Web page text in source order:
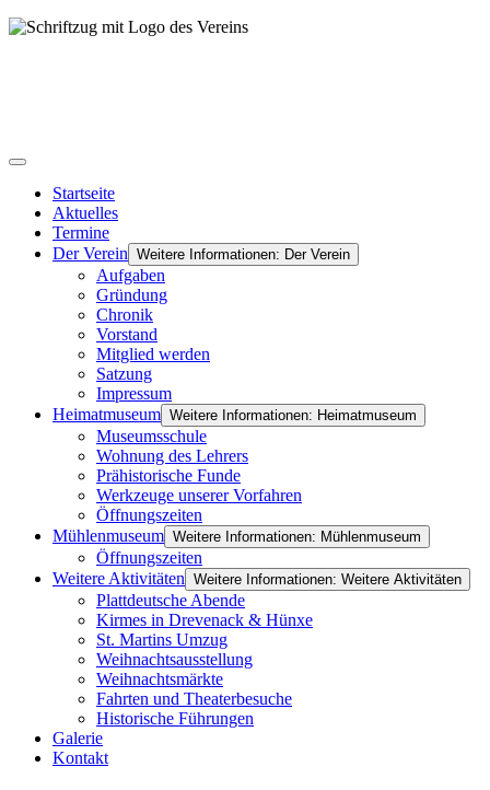
Startseite
Aktuelles
Termine
Der Verein Weitere Informationen: Der Verein
Aufgaben
Gründung
Chronik
Vorstand
Mitglied werden
Satzung
Impressum
Heimatmuseum Weitere Informationen: Heimatmuseum
Museumsschule
Wohnung des Lehrers
Prähistorische Funde
Werkzeuge unserer Vorfahren
Öffnungszeiten
Mühlenmuseum Weitere Informationen: Mühlenmuseum
Öffnungszeiten
Weitere Aktivitäten Weitere Informationen: Weitere Aktivitäten
Plattdeutsche Abende
Kirmes in Drevenack & Hünxe
St. Martins Umzug
Weihnachtsausstellung
Weihnachtsmärkte
Fahrten und Theaterbesuche
Historische Führungen
Galerie
Kontakt